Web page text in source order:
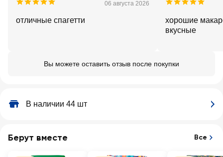
06 августа 2026
отличные спагетти
хорошие
вкусные
Вы можете оставить отзыв после покупки
В наличии 44 шт
Берут вместе Все